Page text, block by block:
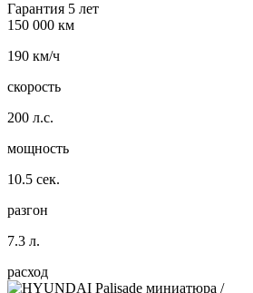
Гарантия 5 лет
150 000 км
190 км/ч
скорость
200 л.с.
мощность
10.5 сек.
разгон
7.3 л.
расход